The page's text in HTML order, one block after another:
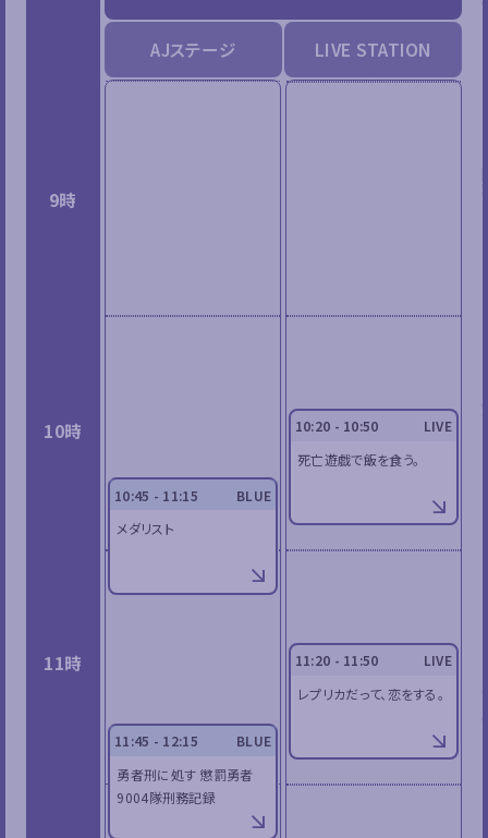
9時
10時
11時
AJステージ LIVE STATION
10:45 - 11:15
BLUE
メダリスト
11:45 - 12:15
BLUE
勇者刑に処す 懲罰勇者
9004隊刑務記録
10:20 - 10:50
LIVE
死亡遊戯で飯を食う。
11:20 - 11:50
LIVE
レプリカだって、恋をする。